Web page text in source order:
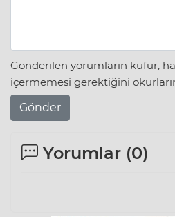
Gönderilen yorumların küfür,
içermemesi gerektiğini
Gönder
Yorumlar (0)